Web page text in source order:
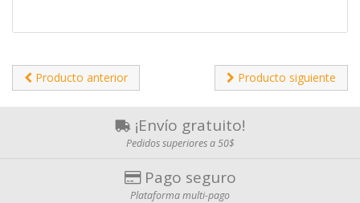
Producto anterior Producto siguiente
¡Envío gratuito!
Pedidos superiores a 50$
Pago seguro
Plataforma multi-pago